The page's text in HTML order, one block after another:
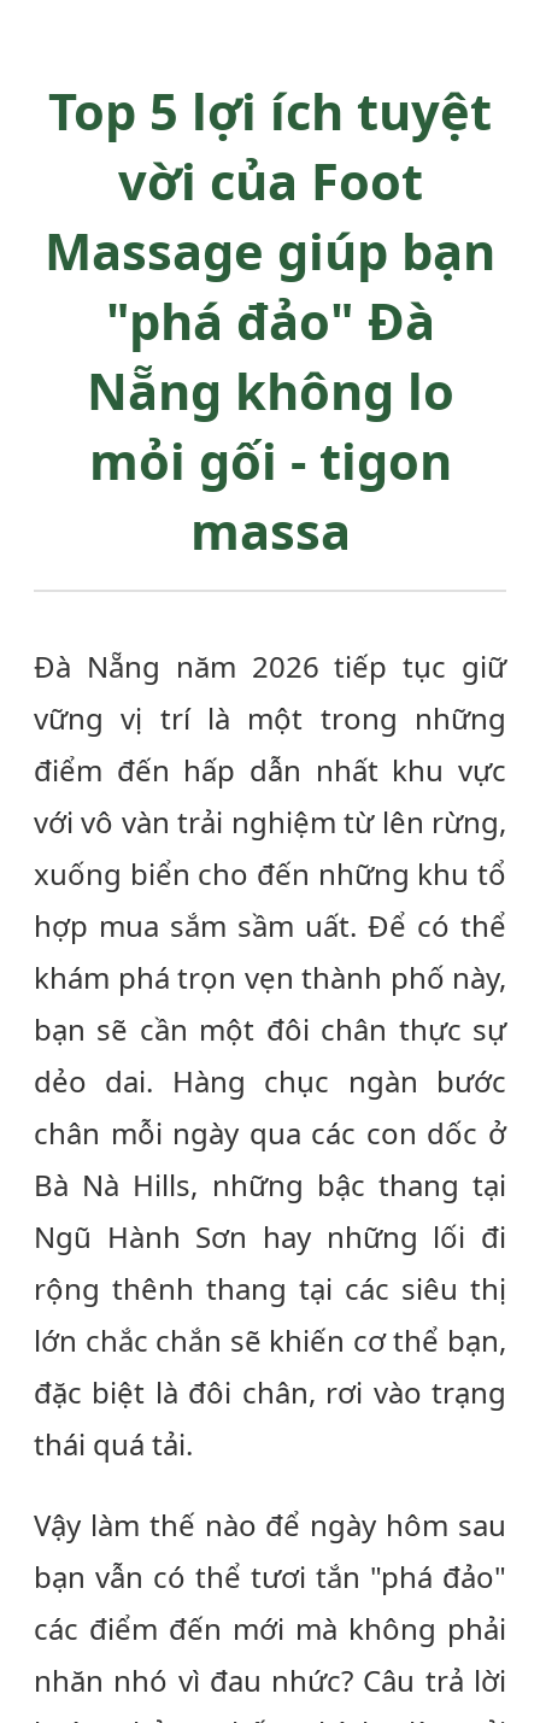
Top 5 lợi ích tuyệt
vời của Foot
Massage giúp bạn
"phá đảo" Đà
Nẵng không lo
mỏi gối - tigon
massa
Đà Nẵng năm 2026 tiếp tục giữ
vững vị trí là một trong những
điểm đến hấp dẫn nhất khu vực
với vô vàn trải nghiệm từ lên rừng,
xuống biển cho đến những khu tổ
hợp mua sắm sầm uất. Để có thể
khám phá trọn vẹn thành phố này,
bạn sẽ cần một đôi chân thực sự
dẻo dai. Hàng chục ngàn bước
chân mỗi ngày qua các con dốc ở
Bà Nà Hills, những bậc thang tại
Ngũ Hành Sơn hay những lối đi
rộng thênh thang tại các siêu thị
lớn chắc chắn sẽ khiến cơ thể bạn,
đặc biệt là đôi chân, rơi vào trạng
thái quá tải.
Vậy làm thế nào để ngày hôm sau
bạn vẫn có thể tươi tắn "phá đảo"
các điểm đến mới mà không phải
nhăn nhó vì đau nhức? Câu trả lời